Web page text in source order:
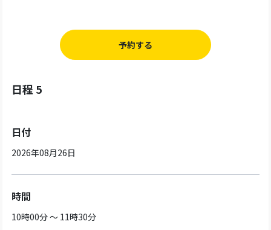
予約する
日程 5
日付
2026年08月26日
時間
10時00分 ～ 11時30分